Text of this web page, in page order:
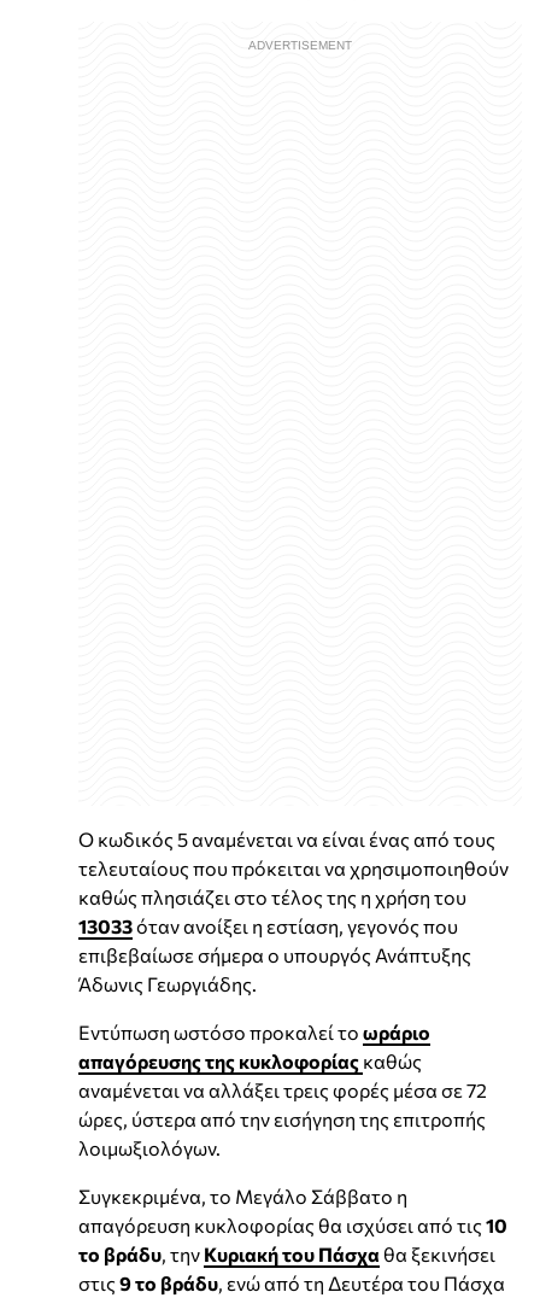
Ο κωδικός 5 αναμένεται να είναι ένας από τους
τελευταίους που πρόκειται να χρησιμοποιηθούν
καθώς πλησιάζει στο τέλος της η χρήση του
13033όταν ανοίξει η εστίαση, γεγονός που
επιβεβαίωσε σήμερα ο υπουργός Ανάπτυξης
Άδωνις Γεωργιάδης.
Εντύπωση ωστόσο προκαλεί το ωράριο
απαγόρευσης της κυκλοφορίας καθώς
αναμένεται να αλλάξει τρεις φορές μέσα σε 72
ώρες, ύστερα από την εισήγηση της επιτροπής
λοιμωξιολόγων.
Συγκεκριμένα, το Μεγάλο Σάββατο η
απαγόρευση κυκλοφορίας θα ισχύσει από τις 10
το βράδυ , την Κυριακή του Πάσχα θα ξεκινήσει
στις 9 το βράδυ , ενώ από τη Δευτέρα του Πάσχα